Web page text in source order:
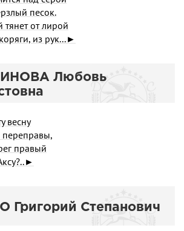
песок.
от лирой
из рук...►
Любовь
весну
переправы,
правый
Григорий Степанович